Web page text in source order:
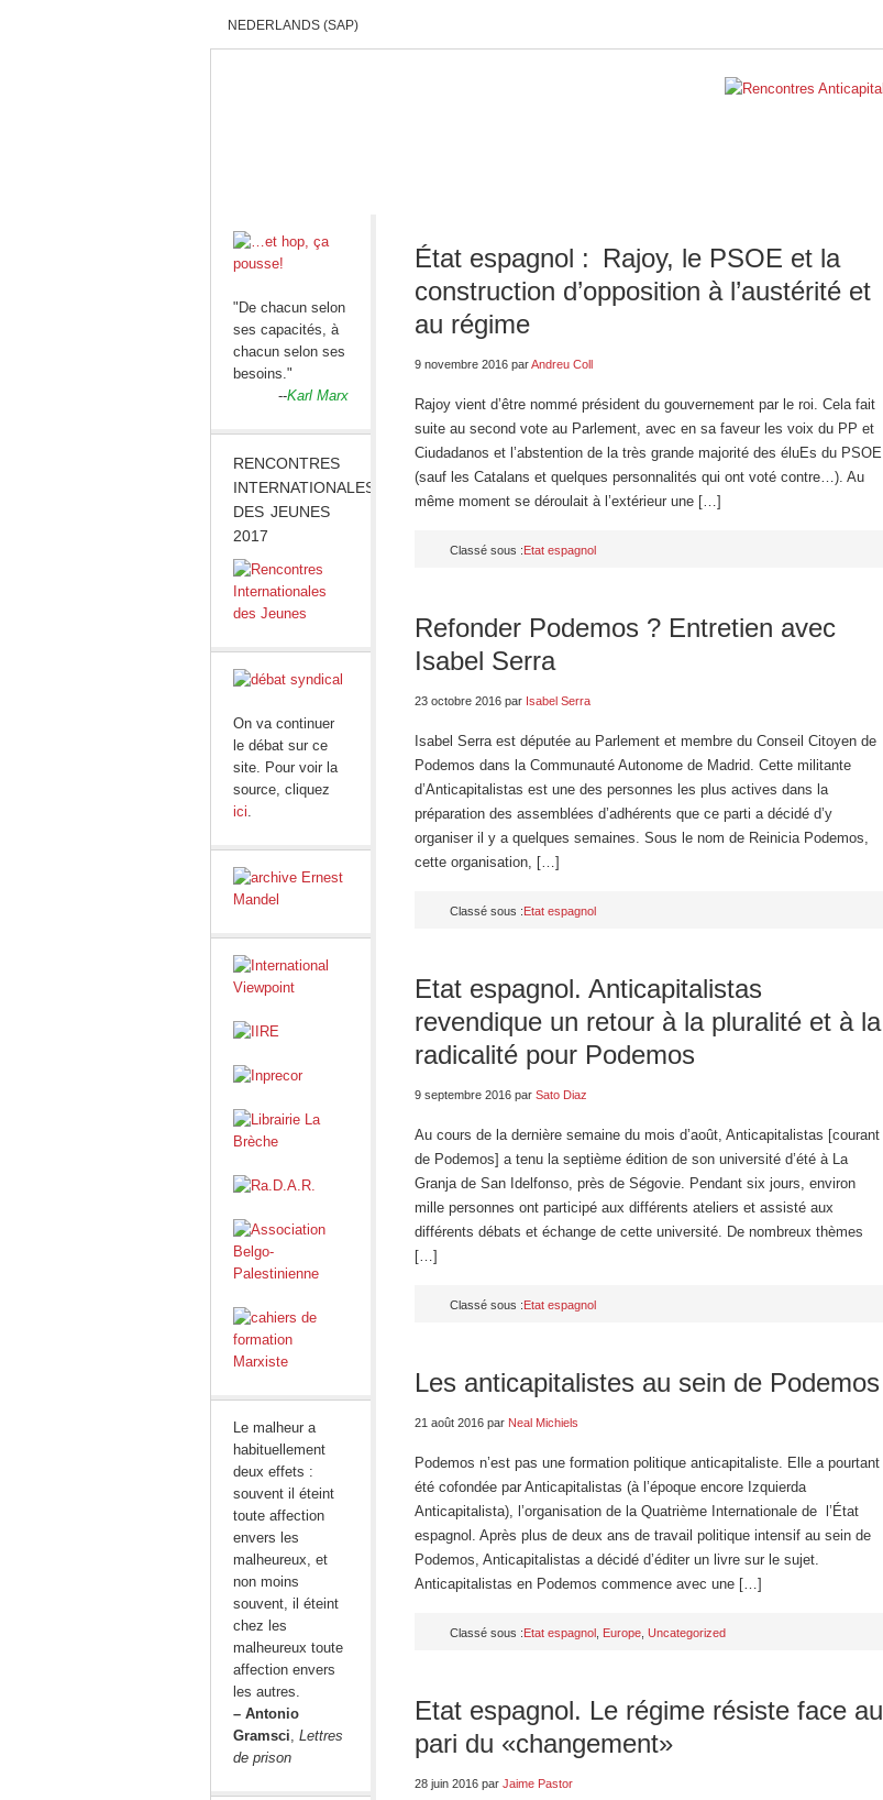
NEDERLANDS (SAP)
État espagnol : Rajoy, le PSOE et la
construction d’opposition à l’austérité et
au régime
9 novembre 2016 parAndreu Coll
Rajoy vient d’être nommé président du gouvernement par le roi. Cela fait
suite au second vote au Parlement, avec en sa faveur les voix du PP et
Ciudadanos et l’abstention de la très grande majorité des éluEs du PSOE
(sauf les Catalans et quelques personnalités qui ont voté contre…). Au
même moment se déroulait à l’extérieur une […]
Classé sous :Etat espagnol
Refonder Podemos ? Entretien avec
Isabel Serra
23 octobre 2016 par Isabel Serra
Isabel Serra est députée au Parlement et membre du Conseil Citoyen de
Podemos dans la Communauté Autonome de Madrid. Cette militante
d’Anticapitalistas est une des personnes les plus actives dans la
préparation des assemblées d’adhérents que ce parti a décidé d’y
organiser il y a quelques semaines. Sous le nom de Reinicia Podemos,
cette organisation, […]
Classé sous :Etat espagnol
Etat espagnol. Anticapitalistas
revendique un retour à la pluralité et à la
radicalité pour Podemos
9 septembre 2016 par Sato Diaz
Au cours de la dernière semaine du mois d’août, Anticapitalistas [courant
de Podemos] a tenu la septième édition de son université d’été à La
Granja de San Idelfonso, près de Ségovie. Pendant six jours, environ
mille personnes ont participé aux différents ateliers et assisté aux
différents débats et échange de cette université. De nombreux thèmes
[…]
Classé sous :Etat espagnol
Les anticapitalistes au sein de Podemos
21 août 2016 par Neal Michiels
Podemos n’est pas une formation politique anticapitaliste. Elle a pourtant
été cofondée par Anticapitalistas (à l’époque encore Izquierda
Anticapitalista), l’organisation de la Quatrième Internationale de l’État
espagnol. Après plus de deux ans de travail politique intensif au sein de
Podemos, Anticapitalistas a décidé d’éditer un livre sur le sujet.
Anticapitalistas en Podemos commence avec une […]
Classé sous :Etat espagnol Europe Uncategorized
Etat espagnol. Le régime résiste face au
pari du «changement»
28 juin 2016 par Jaime Pastor
"De chacun selon
ses capacités, à
chacun selon ses
besoins."
--Karl Marx
RENCONTRES
INTERNATIONALES
DES JEUNES
2017
On va continuer
le débat sur ce
site. Pour voir la
source, cliquez
ici.
Le malheur a
habituellement
deux effets :
souvent il éteint
toute affection
envers les
malheureux, et
non moins
souvent, il éteint
chez les
malheureux toute
affection envers
les autres.
– Antonio
Gramsci, Lettres
de prison